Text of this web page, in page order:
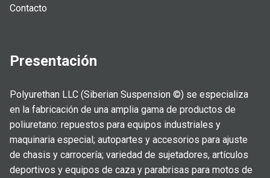
Contacto
Presentación
Polyurethan LLC (Siberian Suspension ©) se especializa
en la fabricación de una amplia gama de productos de
poliuretano: repuestos para equipos industriales y
maquinaria especial; autopartes y accesorios para ajuste
de chasis y carrocería; variedad de sujetadores, artículos
deportivos y equipos de caza y parabrisas para motos de